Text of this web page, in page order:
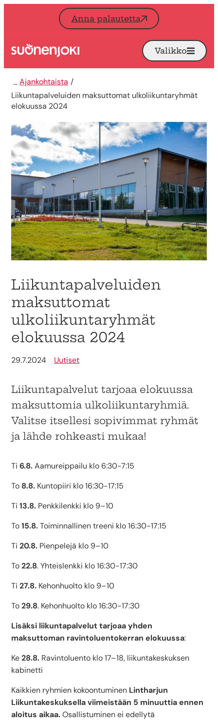
Siirry sisältöön
Anna palautetta
Etusivu Avaa
Valikko
Ajankohtaista
Liikuntapalveluiden maksuttomat ulkoliikuntaryhmät
elokuussa 2024
Liikuntapalveluiden
maksuttomat
ulkoliikuntaryhmät
elokuussa 2024
29.7.2024 Uutiset
Liikuntapalvelut tarjoaa elokuussa
maksuttomia ulkoliikuntaryhmiä.
Valitse itsellesi sopivimmat ryhmät
ja lähde rohkeasti mukaa!
Ti 6.8.Aamureippailu klo 6:30-7:15
To 8.8. Kuntopiiri klo 16:30-17:15
Ti 13.8. Penkkilenkki klo 9–10
To15.8.Toiminnallinen treeni klo 16:30-17:15
Ti 20.8. Pienpelejä klo 9–10
To22.8. Yhteislenkki klo 16:30-17:30
Ti 27.8. Kehonhuolto klo 9–10
To29.8. Kehonhuolto klo 16:30-17:30
Lisäksi liikuntapalvelut tarjoaa yhden
maksuttoman ravintoluentokerran elokuussa:
Ke28.8. Ravintoluento klo 17–18, liikuntakeskuksen
kabinetti
Kaikkien ryhmien kokoontuminen Lintharjun
Liikuntakeskuksella viimeistään 5 minuuttia ennen
aloitus aikaa.Osallistuminen ei edellytä